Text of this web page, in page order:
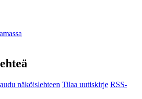
näköislehteen Tilaa uutiskirje RSS-